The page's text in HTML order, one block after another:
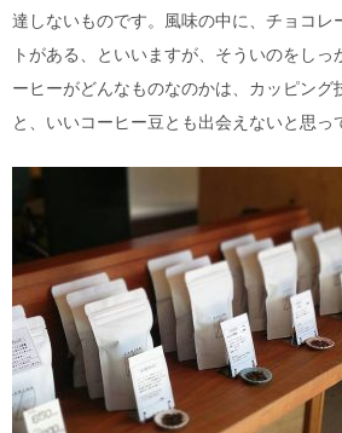
達しないものです。風味の中に、チョコレ
トがある、といいますが、そういのをし
ーヒーがどんなものなのかは、カッピング
と、いいコーヒー豆とも出会えないと思っ